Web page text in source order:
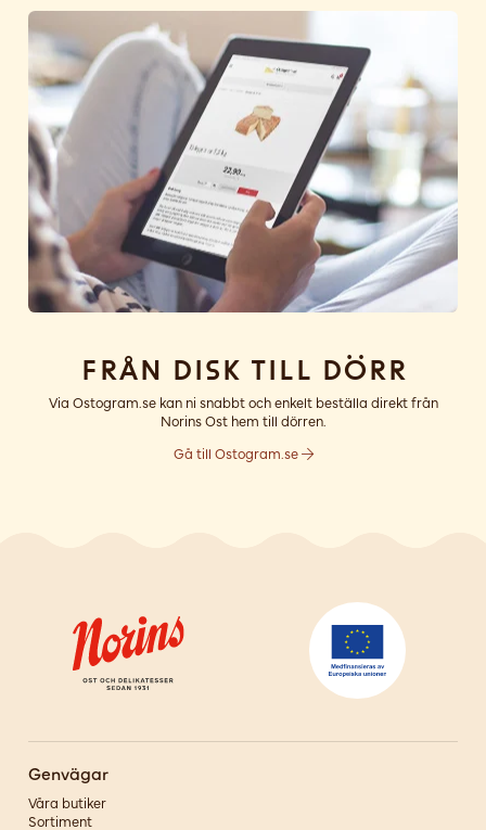
Från disk till dörr
Via Ostogram.se kan ni snabbt och enkelt beställa direkt från
Norins Ost hem till dörren.
Gå till Ostogram.se
Genvägar
Våra butiker
Sortiment